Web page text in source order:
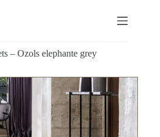
– Ozols elephante grey